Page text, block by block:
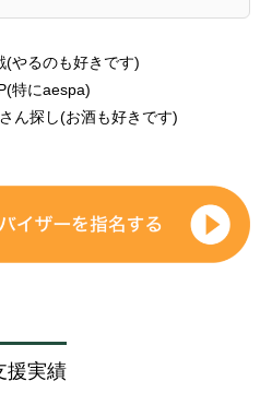
(やるのも好きです)
特にaespa)
ん探し(お酒も好きです)
援実績